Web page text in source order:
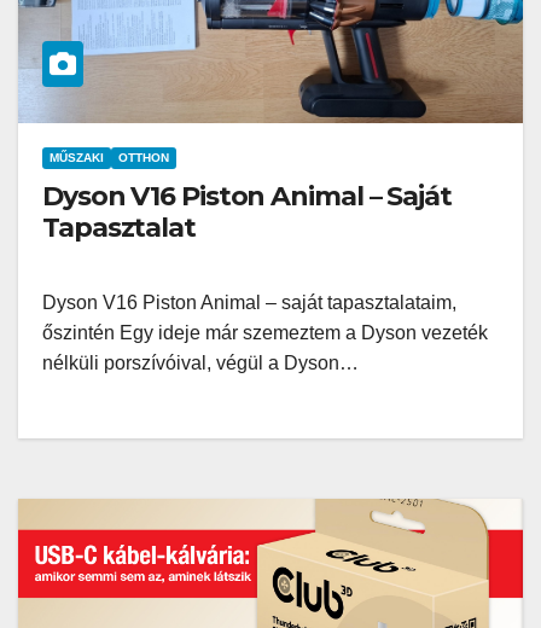
MŰSZAKI OTTHON
Dyson V16 Piston Animal – Saját
Tapasztalat
Dyson V16 Piston Animal – saját tapasztalataim,
őszintén Egy ideje már szemeztem a Dyson vezeték
nélküli porszívóival, végül a Dyson…